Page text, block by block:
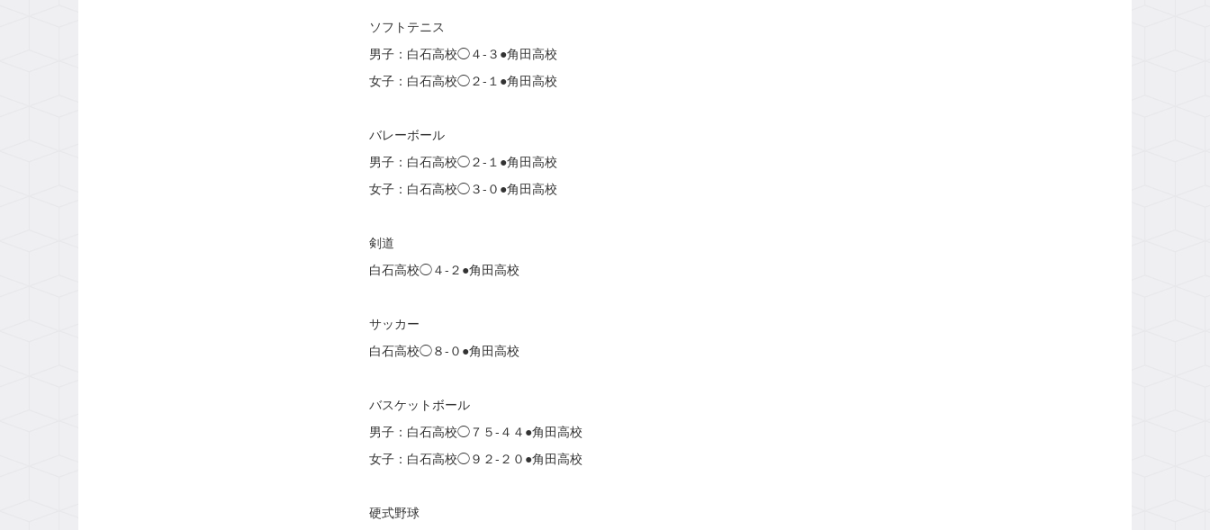
ソフトテニス
男子：白石高校◯４-３●角田高校
女子：白石高校◯２-１●角田高校
バレーボール
男子：白石高校◯２-１●角田高校
女子：白石高校◯３-０●角田高校
剣道
白石高校◯４-２●角田高校
サッカー
白石高校◯８-０●角田高校
バスケットボール
男子：白石高校◯７５-４４●角田高校
女子：白石高校◯９２-２０●角田高校
硬式野球